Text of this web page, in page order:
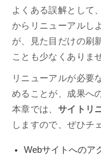
よくある誤解として
からリニューアルし
が、見た目だけの刷
ことも少なくありま
リニューアルが必要
めることが、成果へ
本章では、 サイトリ
しますので、ぜひチ
Webサイトへのア